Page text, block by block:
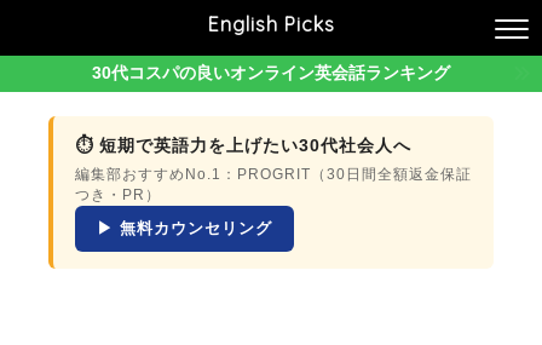
English Picks
30代コスパの良いオンライン英会話ランキング
⏱ 短期で英語力を上げたい30代社会人へ
編集部おすすめNo.1：PROGRIT（30日間全額返金保証
つき・PR）
▶ 無料カウンセリング